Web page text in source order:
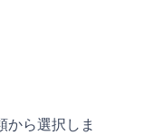
から選択しま